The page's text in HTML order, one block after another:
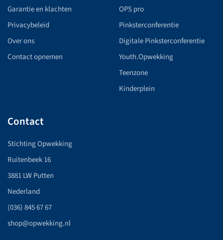
Garantie en klachten
Privacybeleid
Over ons
Contact opnemen
OPS pro
Pinksterconferentie
Digitale Pinksterconferentie
Youth.Opwekking
Teenzone
Kinderplein
Contact
Stichting Opwekking
Ruitenbeek 16
3881 LW Putten
Nederland
(036) 845 67 67
shop@opwekking.nl